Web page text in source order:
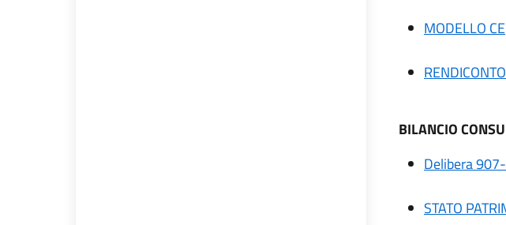
MODELLO CE
BILANCIO
Delibera
STATO